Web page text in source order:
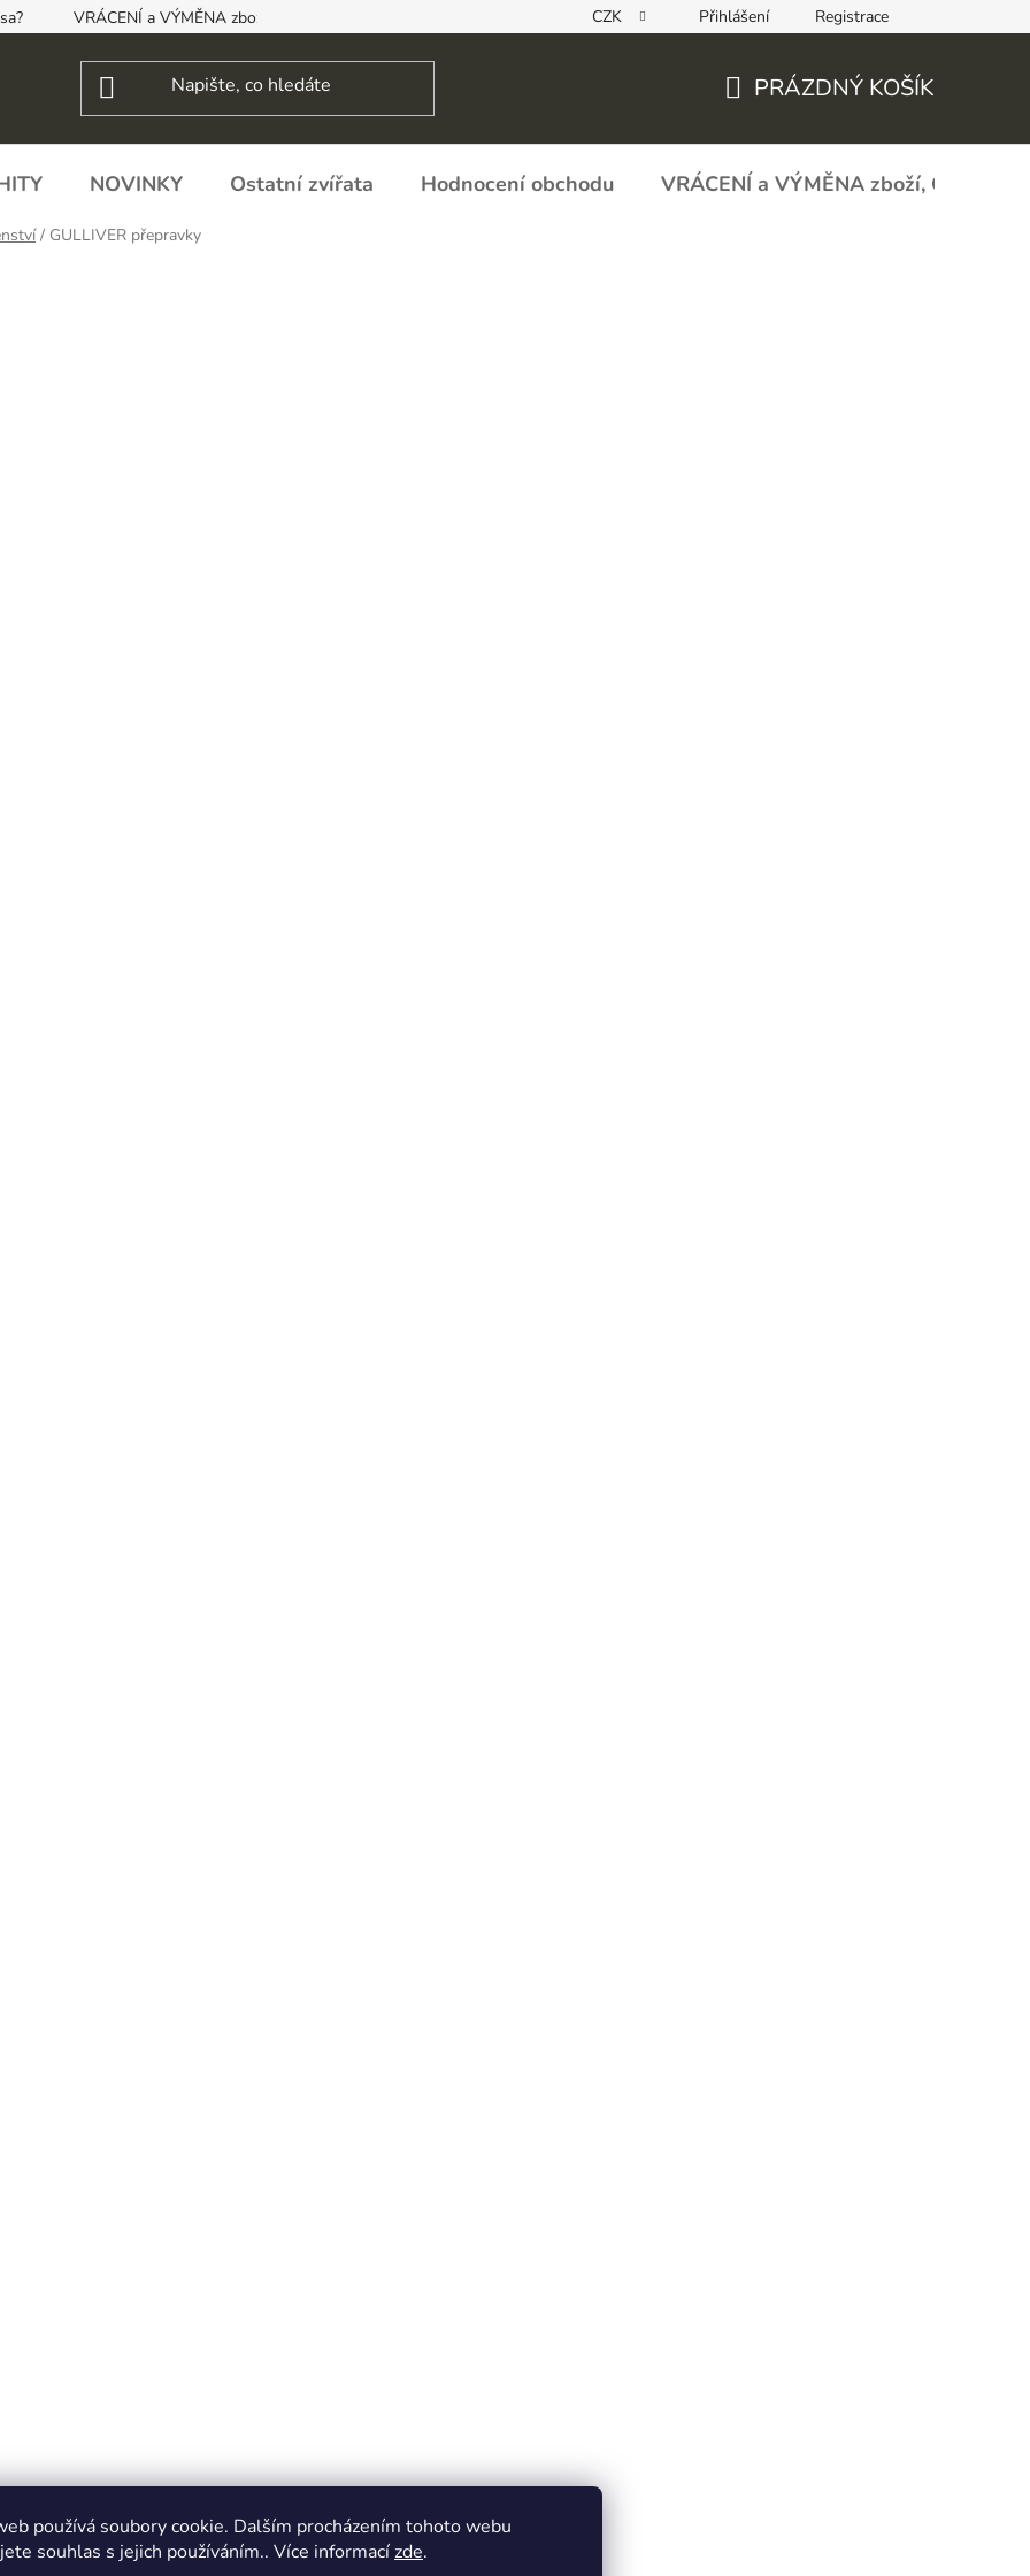
používá soubory cookie. Dalším procházením tohoto webu
souhlas s jejich používáním.. Více informacízde.
VRÁCENÍ a VÝMĚNA zboží, ODSTOUPENÍ OD SMLOUVY REKLAMAČNÍ FORMULÁŘ - zboží s vadou
CZK Přihlášení Registrace
KOŠÍK
PRÁZDNÝ KOŠÍK
NOVINKY Ostatní zvířata Hodnocení obchodu VRÁCENÍ a VÝMĚNA zboží,
/ GULLIVER přepravky